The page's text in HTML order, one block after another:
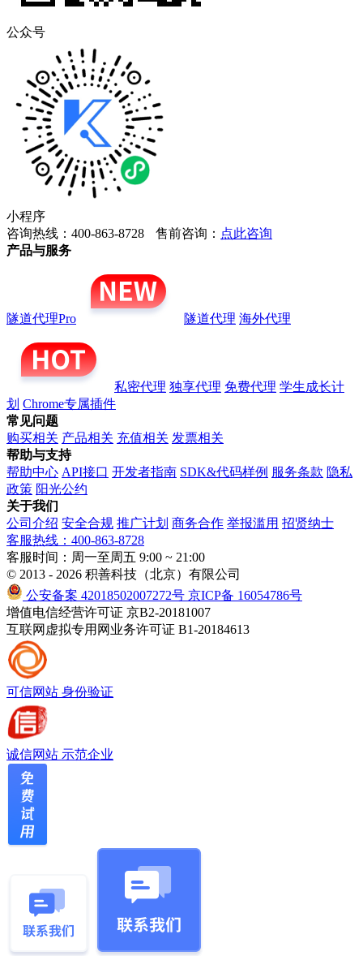
公众号
小程序
咨询热线：400-863-8728
售前咨询： 点此咨询
产品与服务
隧道代理Pro 隧道代理 海外代理
私密代理 独享代理 免费代理 学生成长计
划 Chrome专属插件
常见问题
购买相关 产品相关 充值相关 发票相关
帮助与支持
帮助中心 API接口 开发者指南 SDK&代码样例 服务条款 隐私
政策 阳光公约
关于我们
公司介绍 安全合规 推广计划 商务合作 举报滥用 招贤纳士
客服热线：400-863-8728
客服时间：周一至周五 9:00 ~ 21:00
© 2013 - 2026 积善科技（北京）有限公司
公安备案 42018502007272号 京ICP备 16054786号
增值电信经营许可证 京B2-20181007
互联网虚拟专用网业务许可证 B1-20184613
可信网站 身份验证
诚信网站 示范企业